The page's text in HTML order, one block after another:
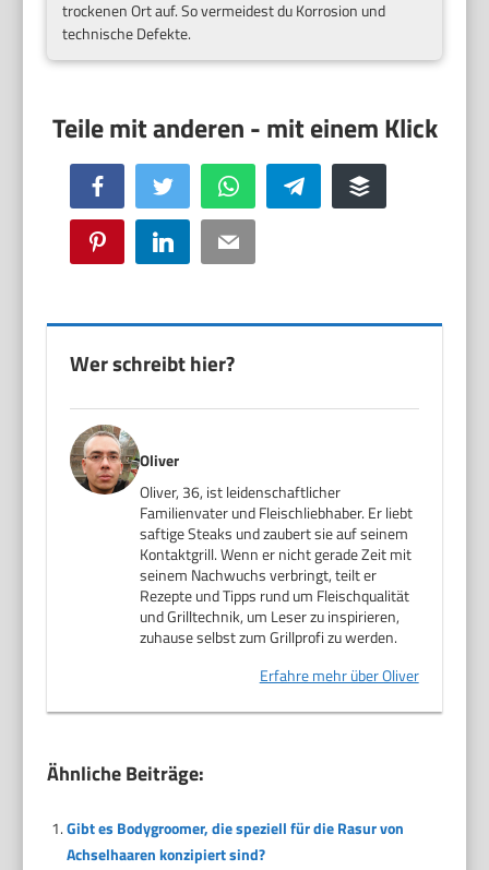
trockenen Ort auf. So vermeidest du Korrosion und
technische Defekte.
Facebook Twitter WhatsApp Telegram Buffer
Pinterest LinkedIn Email
Wer schreibt hier?
Oliver
Oliver, 36, ist leidenschaftlicher
Familienvater und Fleischliebhaber. Er liebt
saftige Steaks und zaubert sie auf seinem
Kontaktgrill. Wenn er nicht gerade Zeit mit
seinem Nachwuchs verbringt, teilt er
Rezepte und Tipps rund um Fleischqualität
und Grilltechnik, um Leser zu inspirieren,
zuhause selbst zum Grillprofi zu werden.
Erfahre mehr über Oliver
Ähnliche Beiträge:
Gibt es Bodygroomer, die speziell für die Rasur von
Achselhaaren konzipiert sind?